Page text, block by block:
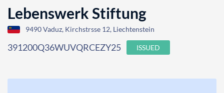
Lebenswerk Stiftung
9490 Vaduz, Kirchstrsse 12, Liechtenstein
391200Q36WUVQRCEZY25 ISSUED